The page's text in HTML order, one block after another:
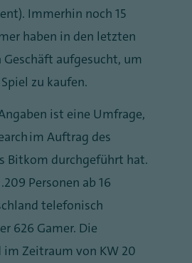
Immerhin noch 15
haben in den letzten
aufgesucht, um
zu kaufen.
ist eine Umfrage,
im Auftrag des
Bitkom durchgeführt hat.
Personen ab 16
telefonisch
626 Gamer. Die
im Zeitraum von KW 20